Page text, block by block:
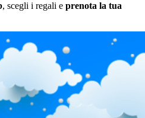
, scegli i regali e prenota la tua